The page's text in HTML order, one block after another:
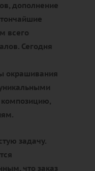
дополнение
всего
Сегодня
окрашивания
композицию,
задачу.
что заказ